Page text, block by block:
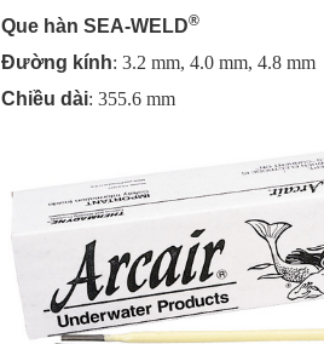
Que hàn SEA-WELD®
Đường kính: 3.2 mm, 4.0 mm, 4.8 mm
Chiều dài: 355.6 mm